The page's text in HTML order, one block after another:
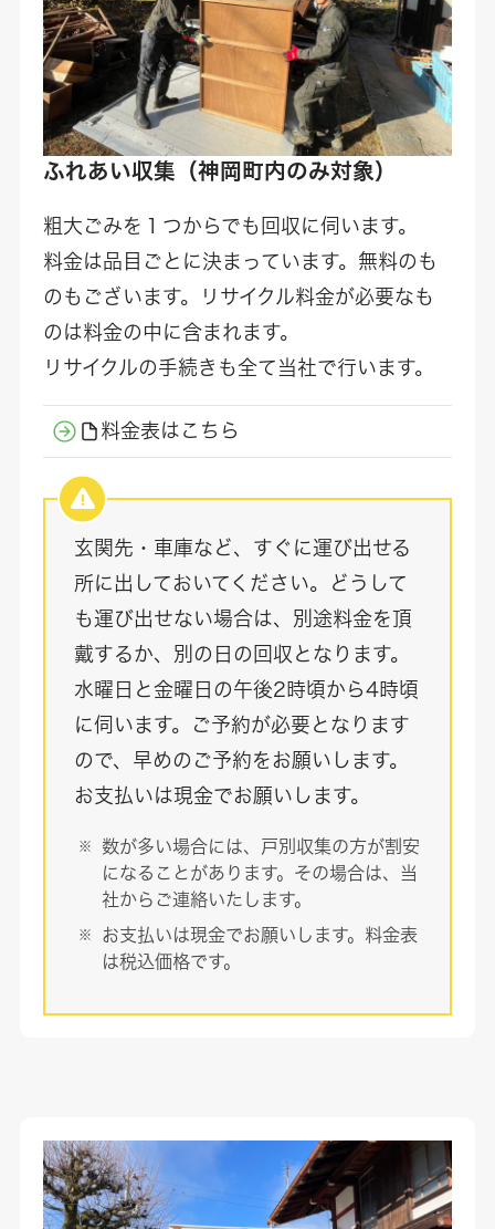
ふれあい収集 （神岡町内のみ対象）
粗大ごみを１つからでも回収に伺います。
料金は品目ごとに決まっています。無料のも
のもございます。リサイクル料金が必要なも
のは料金の中に含まれます。
リサイクルの手続きも全て当社で行います。
料金表はこちら
玄関先・車庫など、すぐに運び出せる
所に出しておいてください。どうして
も運び出せない場合は、別途料金を頂
戴するか、別の日の回収となります。
水曜日と金曜日の午後2時頃から4時頃
に伺います。ご予約が必要となります
ので、早めのご予約をお願いします。
お支払いは現金でお願いします。
数が多い場合には、戸別収集の方が割安
になることがあります。その場合は、当
社からご連絡いたします。
お支払いは現金でお願いします。料金表
は税込価格です。